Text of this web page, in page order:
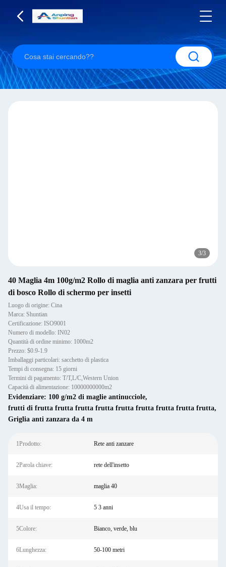
3/3
40 Maglia 4m 100g/m2 Rollo di maglia anti zanzara per frutti
di bosco Rollo di schermo per insetti
Luogo di origine: Cina
Marca: Shuntian
Certificazione: ISO9001
Numero di modello: IN02
Quantità di ordine minimo: 1000m2
Prezzo: $0.9-1.9
Imballaggi particolari: sacchetto di plastica
Tempi di consegna: 15 giorni
Termini di pagamento: T/T,L/C,Western Union
Capacità di alimentazione: 10000000000m2
Evidenziare: 100 g/m2 di maglie antinucciole,
frutti di frutta frutta frutta frutta frutta frutta frutta frutta frutta,
Griglia anti zanzara da 4 m
1Prodotto: Rete anti zanzare
2Parola chiave: rete dell'insetto
3Maglia: maglia 40
4Usa il tempo: 5 3 anni
5Colore: Bianco, verde, blu
6Lunghezza: 50-100 metri